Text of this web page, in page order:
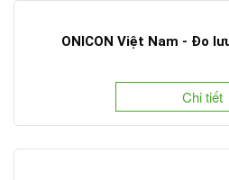
ONICON Việt Nam - Đo
Chi tiết